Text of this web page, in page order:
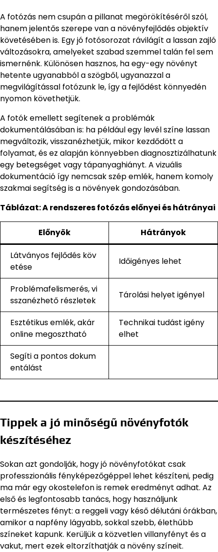
A fotózás nem csupán a pillanat megörökítéséről szól,
hanem jelentős szerepe van a növényfejlődés objektív
követésében is. Egy jó fotósorozat rávilágít a lassan zajló
változásokra, amelyeket szabad szemmel talán fel sem
ismernénk. Különösen hasznos, ha egy-egy növényt
hetente ugyanabból a szögből, ugyanazzal a
megvilágítással fotózunk le, így a fejlődést könnyedén
nyomon követhetjük.
A fotók emellett segítenek a problémák
dokumentálásában is: ha például egy levél színe lassan
megváltozik, visszanézhetjük, mikor kezdődött a
folyamat, és ez alapján könnyebben diagnosztizálhatunk
egy betegséget vagy tápanyaghiányt. A vizuális
dokumentáció így nemcsak szép emlék, hanem komoly
szakmai segítség is a növények gondozásában.
Táblázat: A rendszeres fotózás előnyei és hátrányai
Előnyök Hátrányok
Látványos fejlődés köv
etése
Időigényes lehet
Problémafelismerés, vi
sszanézhető részletek
Tárolási helyet igényel
Esztétikus emlék, akár
online megosztható
Technikai tudást igény
elhet
Segíti a pontos dokum
entálást
Tippek a jó minőségű növényfotók
készítéséhez
Sokan azt gondolják, hogy jó növényfotókat csak
professzionális fényképezőgéppel lehet készíteni, pedig
ma már egy okostelefon is remek eredményt adhat. Az
első és legfontosabb tanács, hogy használjunk
természetes fényt: a reggeli vagy késő délutáni órákban,
amikor a napfény lágyabb, sokkal szebb, élethűbb
színeket kapunk. Kerüljük a közvetlen villanyfényt és a
vakut, mert ezek eltorzíthatják a növény színeit.